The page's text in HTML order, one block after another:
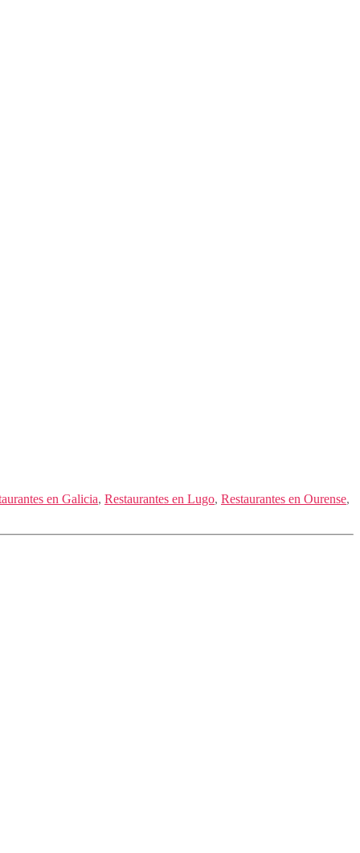
en Galicia, Restaurantes en Lugo, Restaurantes en Ourense,